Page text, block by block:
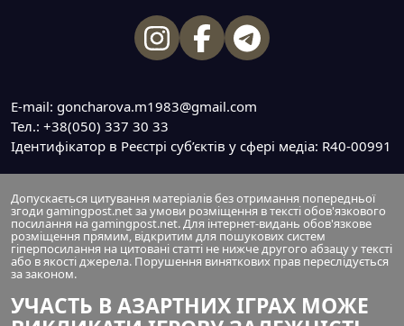
E-mail: goncharova.m1983@gmail.com
Тел.: +38(050) 337 30 33
Ідентифікатор в Реєстрі суб’єктів у сфері медіа: R40-00991
Допускається цитування матеріалів без отримання попередньої
згоди gamingpost.net за умови розміщення в тексті обов'язкового
посилання на gamingpost.net. Для інтернет-видань обов'язкове
розміщення прямим, відкритим для пошукових систем
гіперпосилання на цитовані статті не нижче другого абзацу у тексті
або в якості джерела. Порушення виняткових прав переслідується
за законом.
УЧАСТЬ В АЗАРТНИХ ІГРАХ МОЖЕ